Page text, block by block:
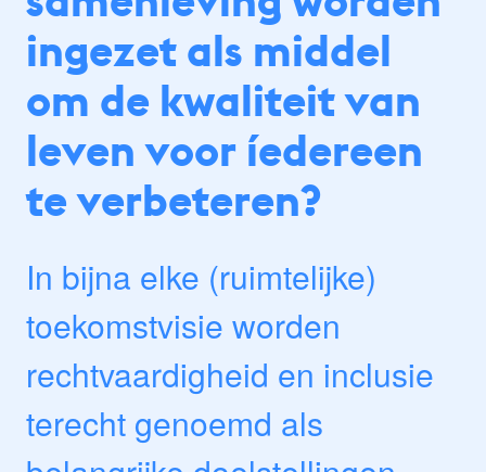
ingezet als middel
om de kwaliteit van
leven voor íedereen
te verbeteren?
In bijna elke (ruimtelijke)
toekomstvisie worden
rechtvaardigheid en inclusie
terecht genoemd als